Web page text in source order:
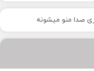
صدا منو میشونه